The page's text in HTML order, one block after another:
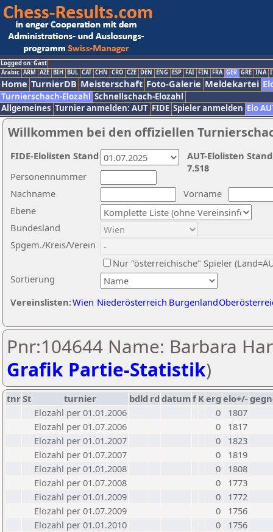
Logged on: Gast
Arabic ARM AZE BIH BUL CAT CHN CRO CZE DEN ENG ESP FAI FIN FRA GER GRE INA
Home TurnierDB Meisterschaft Foto-Galerie Meldekartei
Turnierschach-Elozahl Schnellschach-Elozahl
Allgemeines Turnier anmelden: AUT FIDE Spieler anmelden Elo
Willkommen bei den offiziellen
Nachname
Vorname
Ebene
Sortierung
Personennummer
Bundesland
Spgem./Kreis/Verein
Nur "österreichische" Spieler
Vereinslisten:Wien Niederösterreich Burgenland
AUT-Elolisten
7.518
FIDE-Elolisten Stand
Pnr:104644 Name: Barbara
Grafik Partie-Statistik)
tnrSt turnier bdld rd datumf Kerg elo+/-
Elozahl per 01.01.2006
0
1807
Elozahl per 01.07.2006
0
1817
Elozahl per 01.01.2007
0
1823
Elozahl per 01.07.2007
0
1819
Elozahl per 01.01.2008
0
1808
Elozahl per 01.07.2008
0
1773
Elozahl per 01.01.2009
0
1772
Elozahl per 01.07.2009
0
1756
Elozahl per 01.01.2010
0
1756